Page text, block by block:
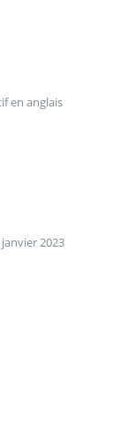
en anglais
2023